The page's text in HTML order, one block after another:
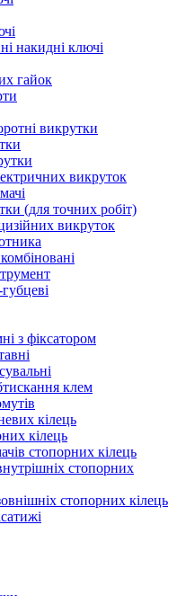
накидні ключі
гайок
викрутки
викруток
(для точних робіт)
викруток
з фіксатором
клем
кілець
кілець
стопорних кілець
стопорних
стопорних кілець